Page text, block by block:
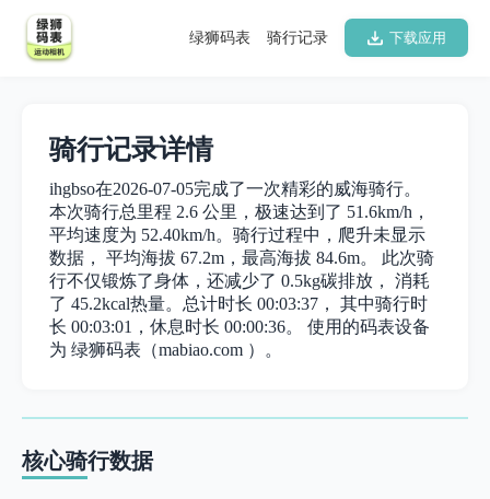
下载应用
骑行记录
绿狮码表
骑行记录详情
ihgbso在2026-07-05完成了一次精彩的威海骑行。
本次骑行总里程 2.6 公里，极速达到了 51.6km/h，
平均速度为 52.40km/h。骑行过程中，爬升未显示
数据， 平均海拔 67.2m，最高海拔 84.6m。 此次骑
行不仅锻炼了身体，还减少了 0.5kg碳排放， 消耗
了 45.2kcal热量。总计时长 00:03:37， 其中骑行时
长 00:03:01，休息时长 00:00:36。 使用的码表设备
为 绿狮码表（mabiao.com ）。
核心骑行数据